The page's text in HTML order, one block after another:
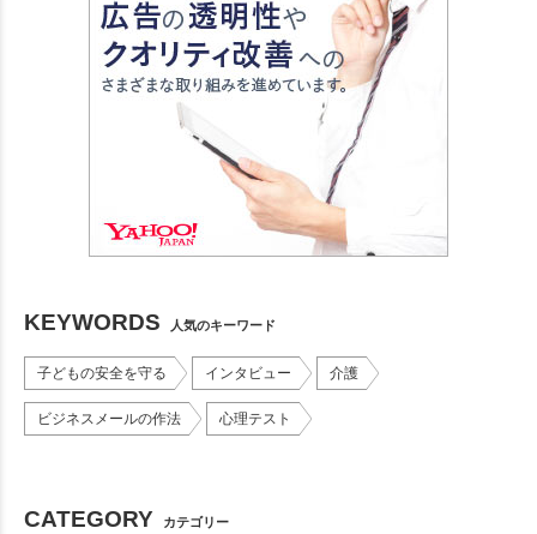
KEYWORDS 人気のキーワード
子どもの安全を守る インタビュー 介護
ビジネスメールの作法 心理テスト
CATEGORY カテゴリー